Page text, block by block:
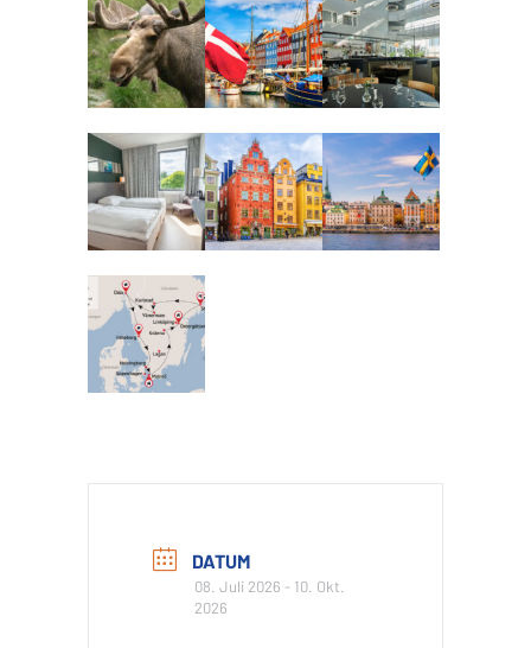
DATUM
08. Juli 2026 - 10. Okt.
2026